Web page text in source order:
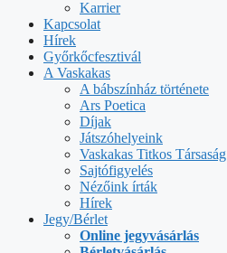
Karrier
Kapcsolat
Hírek
Győrkőcfesztivál
A Vaskakas
A bábszínház története
Ars Poetica
Díjak
Játszóhelyeink
Vaskakas Titkos Társaság
Sajtófigyelés
Nézőink írták
Hírek
Jegy/Bérlet
Online jegyvásárlás